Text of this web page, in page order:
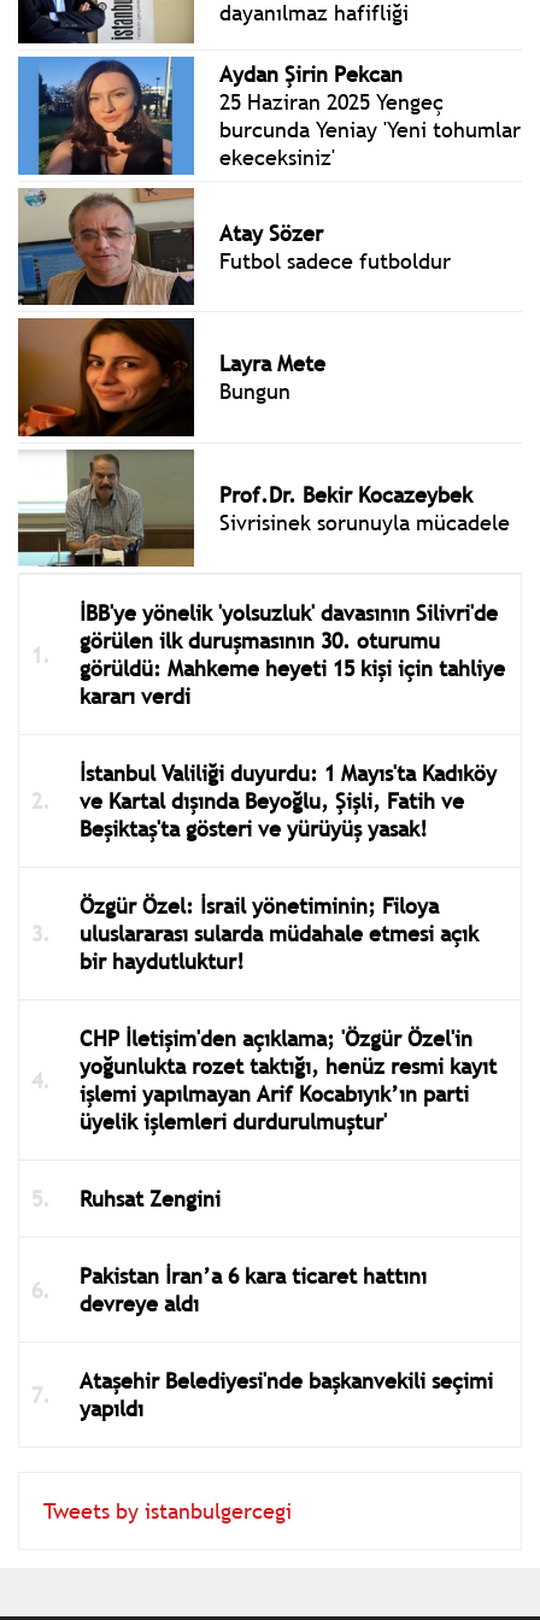
dayanılmaz hafifliği
Aydan Şirin Pekcan
25 Haziran 2025 Yengeç
burcunda Yeniay 'Yeni tohumlar
ekeceksiniz'
Atay Sözer
Futbol sadece futboldur
Layra Mete
Bungun
Prof.Dr. Bekir Kocazeybek
Sivrisinek sorunuyla mücadele
İBB'ye yönelik 'yolsuzluk' davasının Silivri'de
görülen ilk duruşmasının 30. oturumu
görüldü: Mahkeme heyeti 15 kişi için tahliye
kararı verdi
İstanbul Valiliği duyurdu: 1 Mayıs'ta Kadıköy
ve Kartal dışında Beyoğlu, Şişli, Fatih ve
Beşiktaş'ta gösteri ve yürüyüş yasak!
Özgür Özel: İsrail yönetiminin; Filoya
uluslararası sularda müdahale etmesi açık
bir haydutluktur!
CHP İletişim'den açıklama; 'Özgür Özel'in
yoğunlukta rozet taktığı, henüz resmi kayıt
işlemi yapılmayan Arif Kocabıyık’ın parti
üyelik işlemleri durdurulmuştur'
Ruhsat Zengini
Pakistan İran’a 6 kara ticaret hattını
devreye aldı
Ataşehir Belediyesi'nde başkanvekili seçimi
yapıldı
Tweets by istanbulgercegi